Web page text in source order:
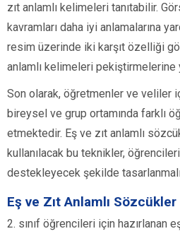
zıt anlamlı kelimeleri tanıtabilir.
kavramları daha iyi anlamalarına
resim üzerinde iki karşıt özelliği
anlamlı kelimeleri pekiştirmelerine
Son olarak, öğretmenler ve veliler
bireysel ve grup ortamında farklı
etmektedir. Eş ve zıt anlamlı
kullanılacak bu teknikler,
destekleyecek şekilde
Eş ve Zıt Anlamlı
2. sınıf öğrencileri için hazırlanan